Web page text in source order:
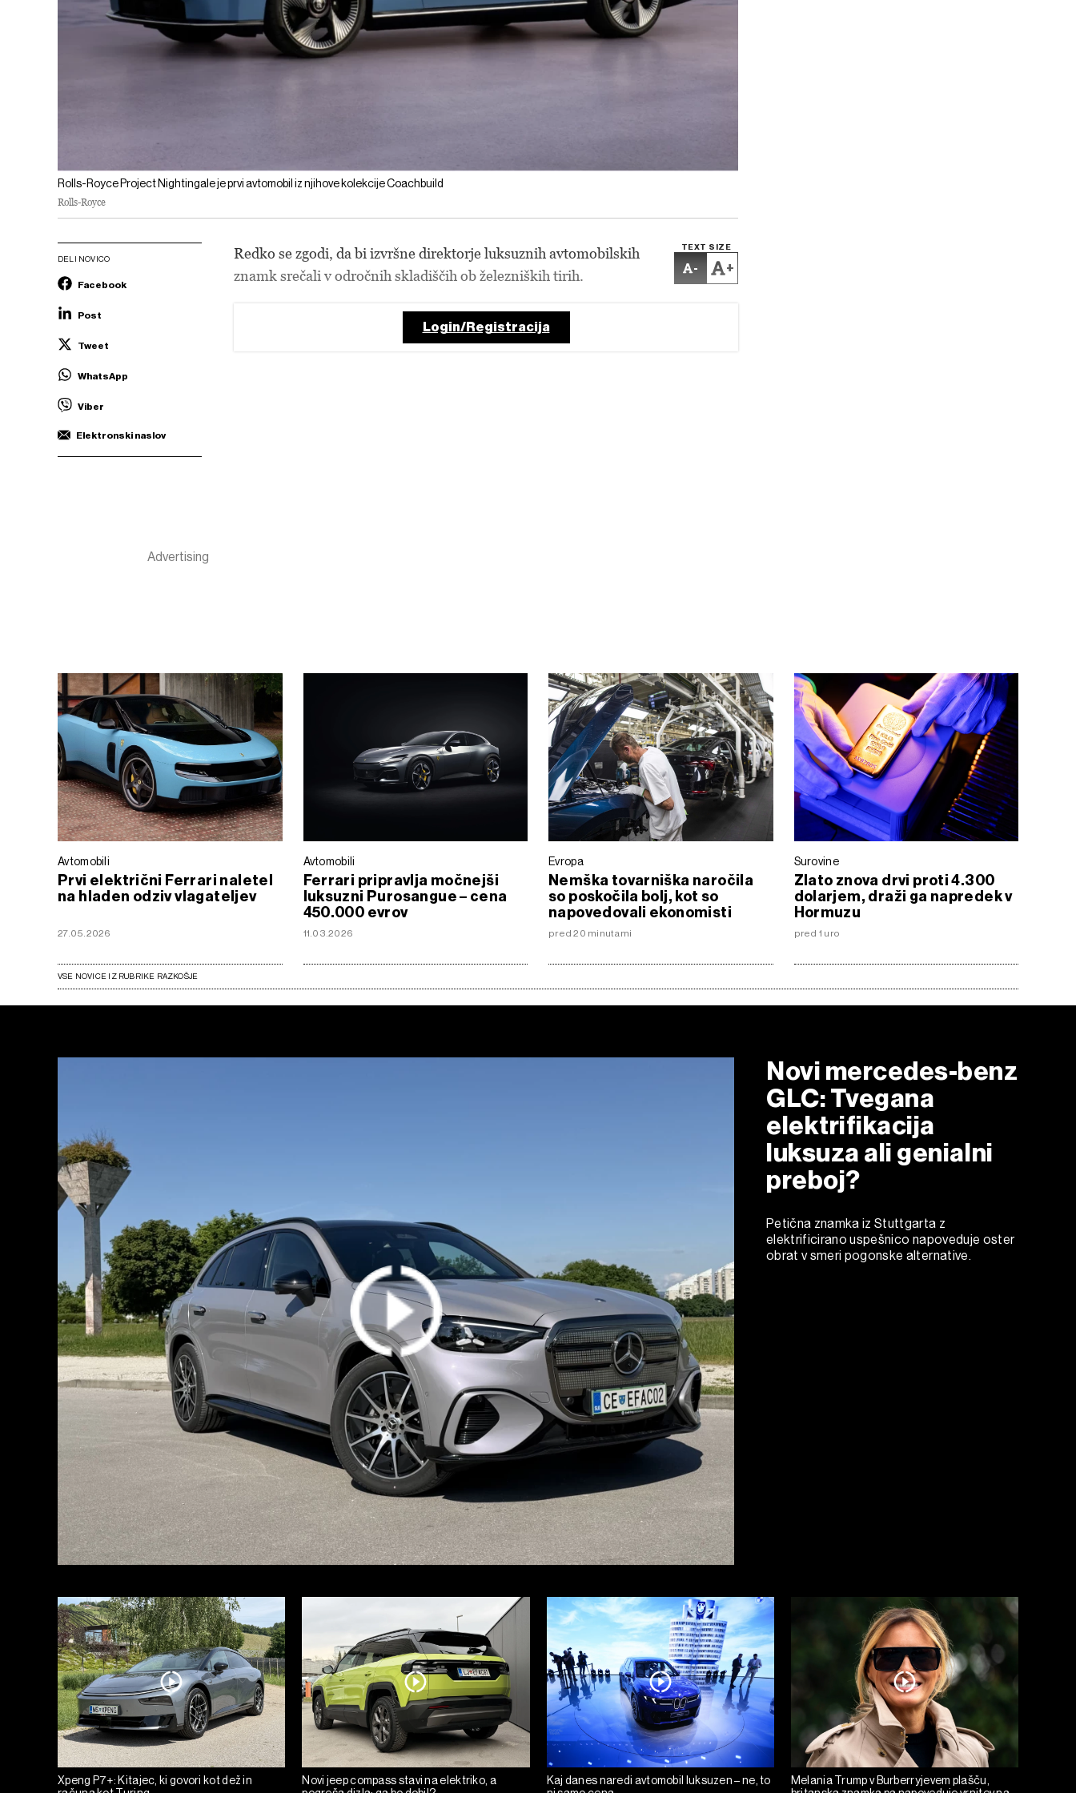
Rolls-Royce Project Nightingale je prvi avtomobil iz njihove kolekcije Coachbuild
Rolls-Royce
DELI NOVICO
Facebook
Post
Tweet
WhatsApp
Viber
Elektronski naslov
TEXT SIZE
- +
Redko se zgodi, da bi izvršne direktorje luksuznih avtomobilskih
znamk srečali v odročnih skladiščih ob železniških tirih.
Login/Registracija
Avtomobili
Prvi električni Ferrari naletel
na hladen odziv vlagateljev
27.05.2026
Avtomobili
Ferrari pripravlja močnejši
luksuzni Purosangue – cena
450.000 evrov
11.03.2026
Evropa
Nemška tovarniška naročila
so poskočila bolj, kot so
napovedovali ekonomisti
pred 20 minutami
Surovine
Zlato znova drvi proti 4.300
dolarjem, draži ga napredek v
Hormuzu
pred 1 uro
VSE NOVICE IZ RUBRIKE RAZKOŠJE
Novi mercedes-benz
GLC: Tvegana
elektrifikacija
luksuza ali genialni
preboj?
Petična znamka iz Stuttgarta z
elektrificirano uspešnico napoveduje oster
obrat v smeri pogonske alternative.
Xpeng P7+: Kitajec, ki govori kot dež in
Novi jeep compass stavi na elektriko, a
Kaj danes naredi avtomobil luksuzen – ne, to
Melania Trump v Burberryjevem plašču,